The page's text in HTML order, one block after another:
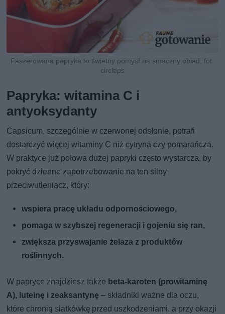
Faszerowana papryka to świetny pomysł na smaczny obiad, fot.
circleps
Papryka: witamina C i
antyoksydanty
Capsicum, szczególnie w czerwonej odsłonie, potrafi
dostarczyć więcej witaminy C niż cytryna czy pomarańcza.
W praktyce już połowa dużej papryki często wystarcza, by
pokryć dzienne zapotrzebowanie na ten silny
przeciwutleniacz, który:
wspiera pracę układu odpornościowego,
pomaga w szybszej regeneracji i gojeniu się ran,
zwiększa przyswajanie żelaza z produktów
roślinnych.
W papryce znajdziesz także beta-karoten (prowitaminę
A), luteinę i zeaksantynę – składniki ważne dla oczu,
które chronią siatkówkę przed uszkodzeniami, a przy okazji